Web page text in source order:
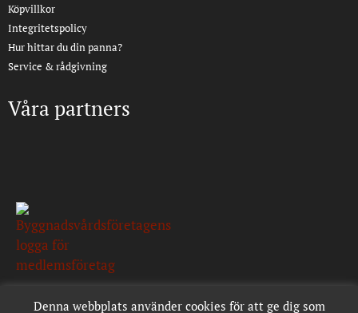
Köpvillkor
Integritetspolicy
Hur hittar du din panna?
Service & rådgivning
Våra partners
Denna webbplats använder cookies för att ge dig som